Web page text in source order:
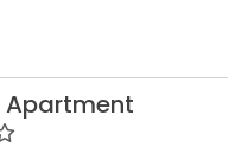
Apartment